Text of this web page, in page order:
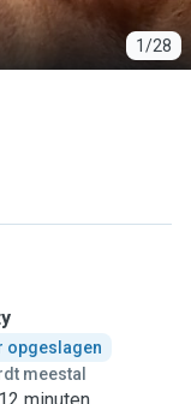
1/28
opgeslagen
meestal